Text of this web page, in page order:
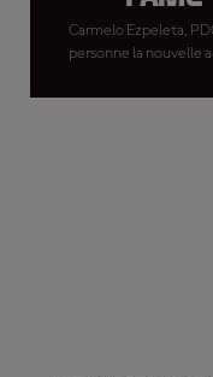
Carmelo Ezpeleta,
personne la nouvelle